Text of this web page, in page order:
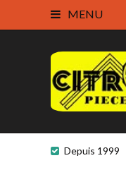
MENU
Depuis 1999